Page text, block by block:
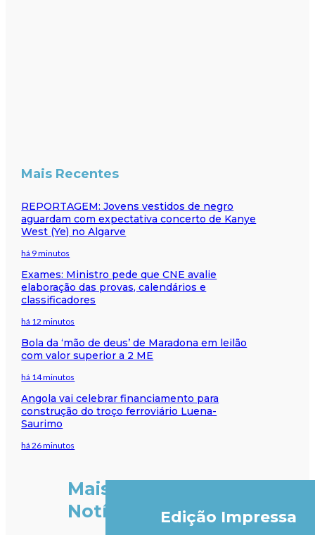
Mais Recentes
REPORTAGEM: Jovens vestidos de negro
aguardam com expectativa concerto de Kanye
West (Ye) no Algarve
há 9 minutos
Exames: Ministro pede que CNE avalie
elaboração das provas, calendários e
classificadores
há 12 minutos
Bola da ‘mão de deus’ de Maradona em leilão
com valor superior a 2 ME
há 14 minutos
Angola vai celebrar financiamento para
construção do troço ferroviário Luena-
Saurimo
há 26 minutos
Mais
Notícias
Edição Impressa